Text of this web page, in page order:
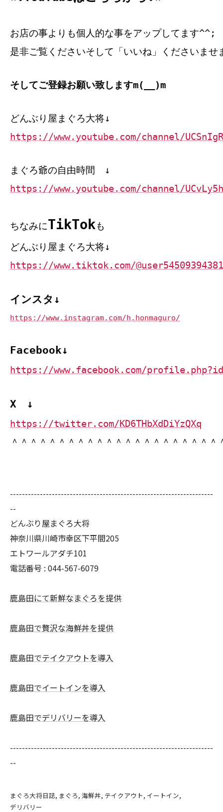
お店の事よりも個人的な事をアップしてます^^;
是非ご覧くださいそして「いいね」くださいませ
そしてご登録お願い致しますm(__)m
どんぶり屋まぐろ大将↓
https://www.youtube.com/channel/
まぐろ爺の自由時間 ↓
https://www.youtube.com/channel/
ちなみにTikTokも
どんぶり屋まぐろ大将↓
https://www.tiktok.com/
インスタ↓
https://www.instagram.com/h.honmaguro/
Facebook↓
https://www.facebook.com/
X ↓
https://twitter.com/KD6THbXdDiYzQXq
＾＾＾＾＾＾＾＾＾＾＾＾＾＾＾＾＾＾＾＾＾
--------------------------------------------------------------------
--
どんぶり屋まぐろ大将
神奈川県川崎市幸区下平間205
エトワールアダチ101
電話番号 : 044-567-6079
鹿島田にて新鮮なまぐろを提供
鹿島田で贅沢な海鮮丼を提供
鹿島田でテイクアウトを導入
鹿島田でイートインを導入
鹿島田でデリバリーを導入
--------------------------------------------------------------------
--
まぐろ大将日誌 まぐろ 海鮮丼 テイクアウト イートイン
デリバリー